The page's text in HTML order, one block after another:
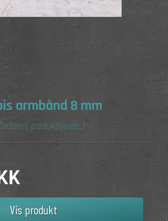
armbånd 8 mm
produktion etc.)
Vis produkt